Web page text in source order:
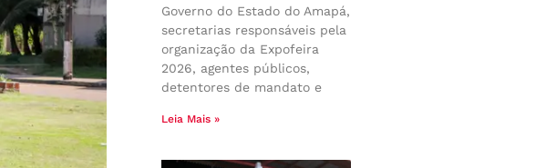
Governo do Estado do Amapá,
secretarias responsáveis pela
organização da Expofeira
2026, agentes públicos,
detentores de mandato e
Leia Mais »